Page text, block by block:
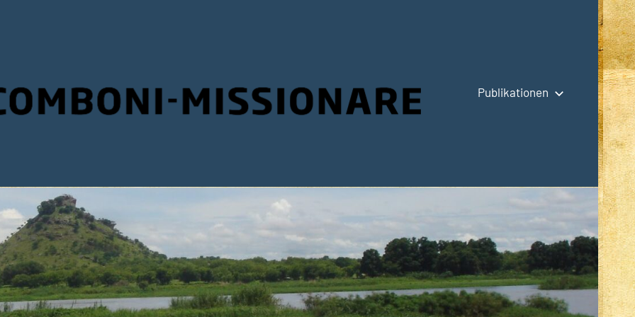
Publikationen